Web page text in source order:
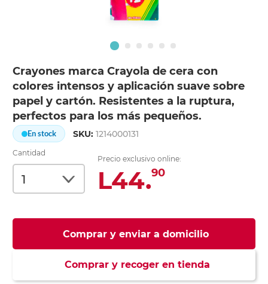
Crayones marca Crayola de cera con
colores intensos y aplicación suave sobre
papel y cartón. Resistentes a la ruptura,
perfectos para los más pequeños.
En stock SKU:1214000131
Cantidad
Precio exclusivo online:
L44.90
Comprar y enviar a domicilio
Comprar y recoger en tienda